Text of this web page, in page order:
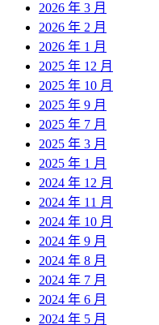
2026 年 3 月
2026 年 2 月
2026 年 1 月
2025 年 12 月
2025 年 10 月
2025 年 9 月
2025 年 7 月
2025 年 3 月
2025 年 1 月
2024 年 12 月
2024 年 11 月
2024 年 10 月
2024 年 9 月
2024 年 8 月
2024 年 7 月
2024 年 6 月
2024 年 5 月